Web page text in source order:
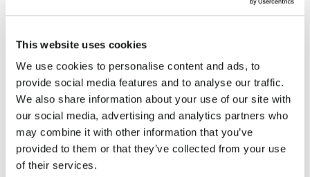
This website uses cookies
We use cookies to personalise content and ads, to
provide social media features and to analyse our traffic.
We also share information about your use of our site with
our social media, advertising and analytics partners who
may combine it with other information that you’ve
provided to them or that they’ve collected from your use
of their services.